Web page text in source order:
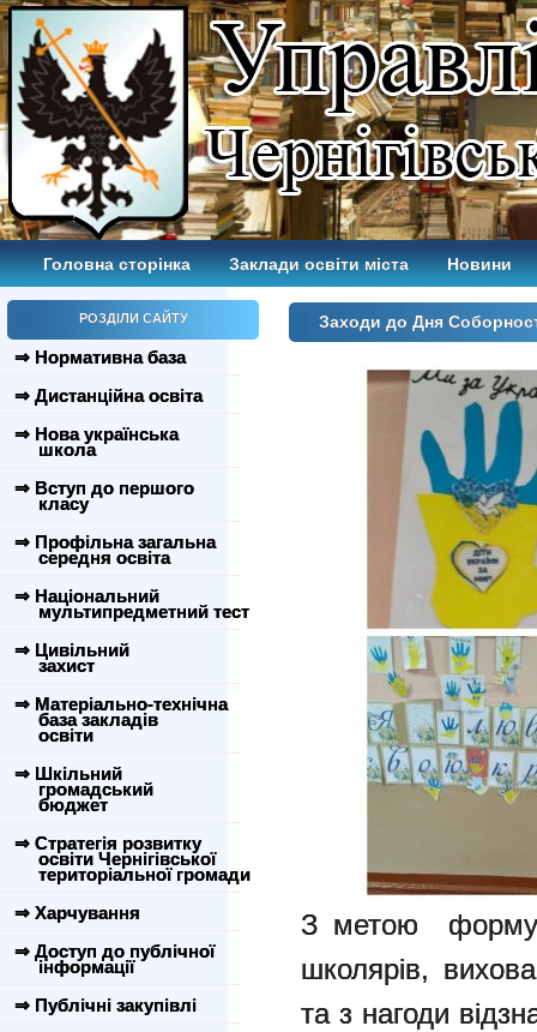
Головна сторінка Заклади освіти міста Новини
РОЗДІЛИ САЙТУ
⇒ Нормативна база
⇒ Дистанційна освіта
⇒ Нова українська
школа
⇒ Вступ до першого
класу
⇒ Профільна загальна
середня освіта
⇒ Національний
мультипредметний тест
⇒ Цивільний
захист
⇒ Матеріально-технічна
база закладів
освіти
⇒ Шкільний
громадський
бюджет
⇒ Стратегія розвитку
освіти Чернігівської
територіальної громади
⇒ Харчування
⇒ Доступ до публічної
інформації
⇒ Публічні закупівлі
Заходи до Дня
З метою
школярів,
та з нагоди